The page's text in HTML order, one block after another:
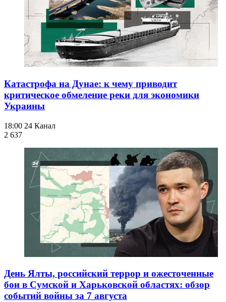
Катастрофа на Дунае: к чему приводит
критическое обмеление реки для экономики
Украины
18:00 24 Канал
2 637
День Ялты, российский террор и ожесточенные
бои в Сумской и Харьковской областях: обзор
событий войны за 7 августа